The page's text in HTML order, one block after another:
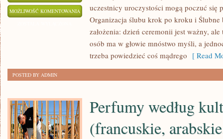
MOŻLIWOŚĆ KOMENTOWANIA MIESIĄC
MIODOWY
uczestnicy uroczystości mogą poczuć się
Organizacja ślubu krok po kroku i Ślubne
założenia: dzień ceremonii jest ważny,
osób ma w głowie mnóstwo myśli, a
trzeba powiedzieć coś mądrego [ Read
POSTED BY ADMIN
Perfumy według
(francuskie,